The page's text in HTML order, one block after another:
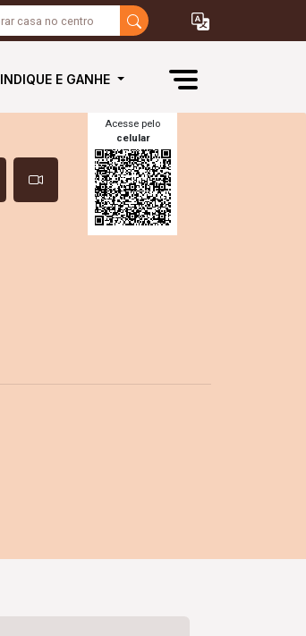
INDIQUE E GANHE
Acesse pelo
celular